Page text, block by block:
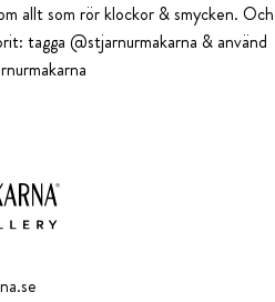
allt som rör klockor & smycken. Och
tagga @stjarnurmakarna & använd